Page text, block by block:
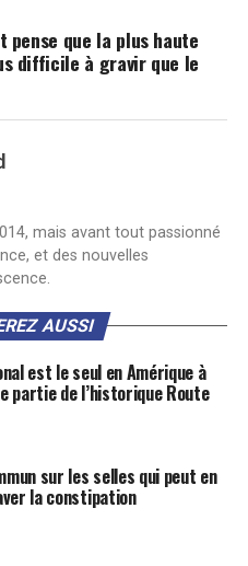
pense que la plus haute
difficile à gravir que le
mais avant tout passionné
et des nouvelles
AUSSI
est le seul en Amérique à
partie de l’historique Route
sur les selles qui peut en
la constipation